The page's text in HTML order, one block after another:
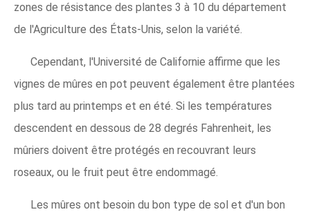
zones de résistance des plantes 3 à 10 du département
de l'Agriculture des États-Unis, selon la variété.
Cependant, l'Université de Californie affirme que les
vignes de mûres en pot peuvent également être plantées
plus tard au printemps et en été. Si les températures
descendent en dessous de 28 degrés Fahrenheit, les
mûriers doivent être protégés en recouvrant leurs
roseaux, ou le fruit peut être endommagé.
Les mûres ont besoin du bon type de sol et d'un bon